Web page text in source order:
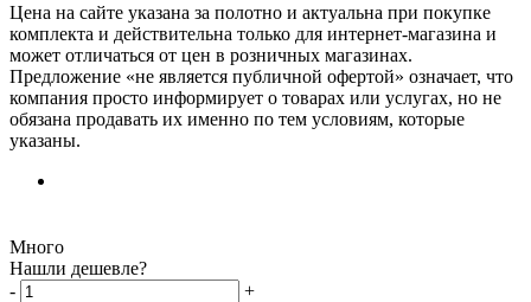
Цена на сайте указана за полотно и актуальна при покупке
комплекта и действительна только для интернет-магазина и
может отличаться от цен в розничных магазинах.
Предложение «не является публичной офертой» означает, что
компания просто информирует о товарах или услугах, но не
обязана продавать их именно по тем условиям, которые
указаны.
Много
Нашли дешевле?
-
+